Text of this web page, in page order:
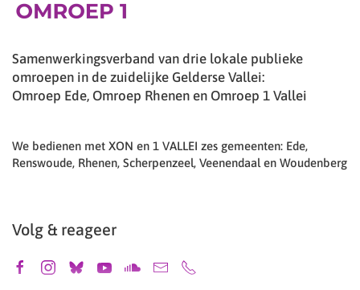
Samenwerkingsverband van drie lokale publieke
omroepen in de zuidelijke Gelderse Vallei:
Omroep Ede, Omroep Rhenen en Omroep 1 Vallei
We bedienen met XON en 1 VALLEI zes gemeenten: Ede,
Renswoude, Rhenen, Scherpenzeel, Veenendaal en Woudenberg
Volg & reageer